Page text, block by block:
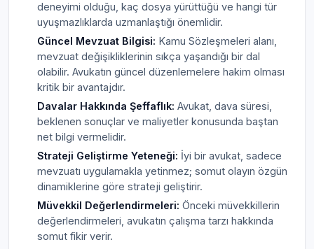
deneyimi olduğu, kaç dosya yürüttüğü ve hangi tür
uyuşmazlıklarda uzmanlaştığı önemlidir.
Güncel Mevzuat Bilgisi: Kamu Sözleşmeleri alanı,
mevzuat değişikliklerinin sıkça yaşandığı bir dal
olabilir. Avukatın güncel düzenlemelere hakim olması
kritik bir avantajdır.
Davalar Hakkında Şeffaflık: Avukat, dava süresi,
beklenen sonuçlar ve maliyetler konusunda baştan
net bilgi vermelidir.
Strateji Geliştirme Yeteneği: İyi bir avukat, sadece
mevzuatı uygulamakla yetinmez; somut olayın özgün
dinamiklerine göre strateji geliştirir.
Müvekkil Değerlendirmeleri: Önceki müvekkillerin
değerlendirmeleri, avukatın çalışma tarzı hakkında
somut fikir verir.